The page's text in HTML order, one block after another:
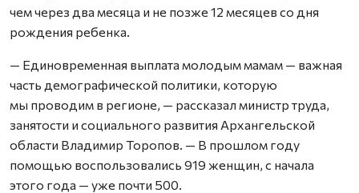
чем через два месяца и не позже 12 месяцев со дня
рождения ребенка.
— Единовременная выплата молодым мамам — важная
часть демографической политики, которую
мы проводим в регионе, — рассказал министр труда,
занятости и социального развития Архангельской
области Владимир Торопов. — В прошлом году
помощью воспользовались 919 женщин, с начала
этого года — уже почти 500.